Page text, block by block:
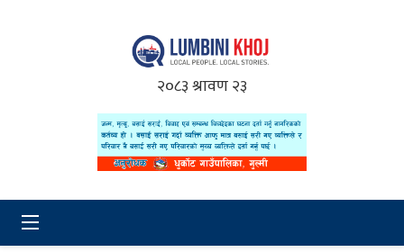
२०८३ श्रावण २३